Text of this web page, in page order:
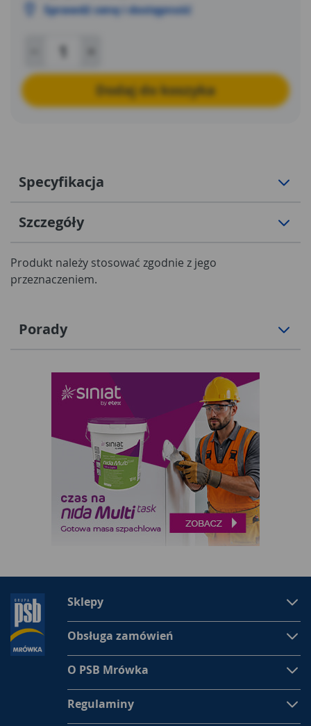
Sprawdź cenę i dostępność
Dodaj do koszyka
Specyfikacja
Szczegóły
Produkt należy stosować zgodnie z jego
przeznaczeniem.
Porady
Sklepy
Obsługa zamówień
O PSB Mrówka
Regulaminy